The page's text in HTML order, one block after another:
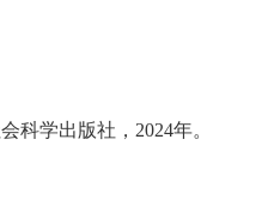
科学出版社， 2024年。